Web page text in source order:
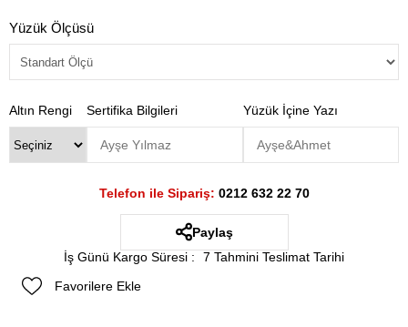
Yüzük Ölçüsü
Altın Rengi Sertifika Bilgileri Yüzük İçine Yazı
Telefon ile Sipariş: 0212 632 22 70
Paylaş
İş Günü Kargo Süresi :
7 Tahmini Teslimat Tarihi
Favorilere Ekle